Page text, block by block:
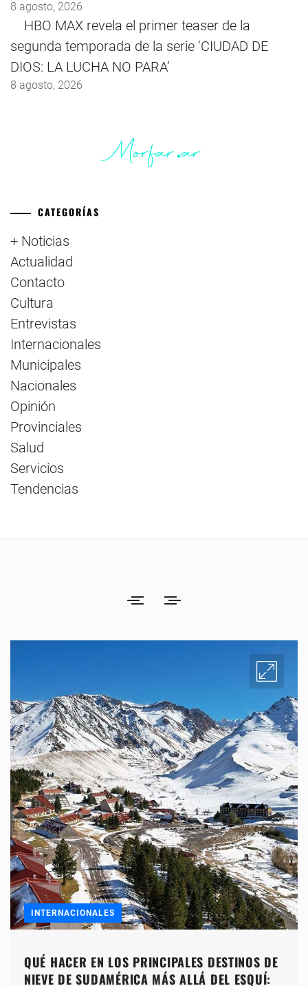
8 agosto, 2026
HBO MAX revela el primer teaser de la
segunda temporada de la serie ‘CIUDAD DE
DIOS: LA LUCHA NO PARA’
8 agosto, 2026
CATEGORÍAS
+ Noticias
Actualidad
Contacto
Cultura
Entrevistas
Internacionales
Municipales
Nacionales
Opinión
Provinciales
Salud
Servicios
Tendencias
INTERNACIONALES
QUÉ HACER EN LOS PRINCIPALES DESTINOS DE
NIEVE DE SUDAMÉRICA MÁS ALLÁ DEL ESQUÍ: